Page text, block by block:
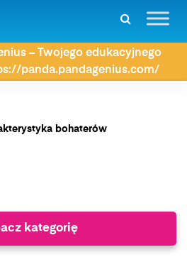
– Twojego edukacyjnego
panda.pandagenius.com/
bohaterów
kategorię